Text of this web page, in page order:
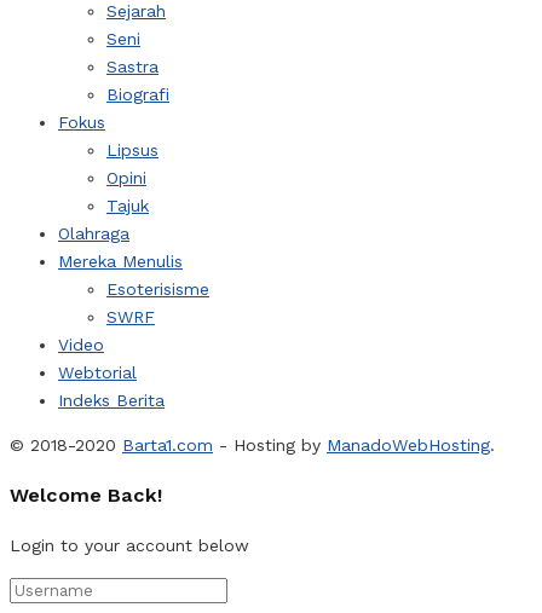
Sejarah
Seni
Sastra
Biografi
Fokus
Lipsus
Opini
Tajuk
Olahraga
Mereka Menulis
Esoterisisme
SWRF
Video
Webtorial
Indeks Berita
© 2018-2020 Barta1.com - Hosting by ManadoWebHosting.
Welcome Back!
Login to your account below